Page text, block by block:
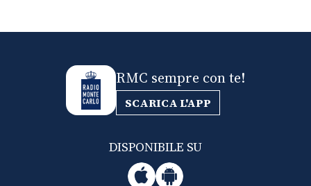
RMC sempre con te!
SCARICA L'APP
DISPONIBILE SU